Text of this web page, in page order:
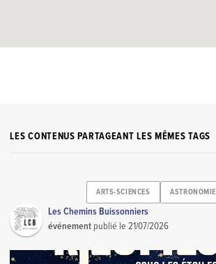
LES CONTENUS PARTAGEANT LES MÊMES TAGS
ARTS-SCIENCES ASTRONOMIE
Les Chemins Buissonniers
événement publié le21/07/2026